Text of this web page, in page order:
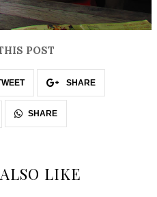
POST
SHARE
SHARE
LIKE